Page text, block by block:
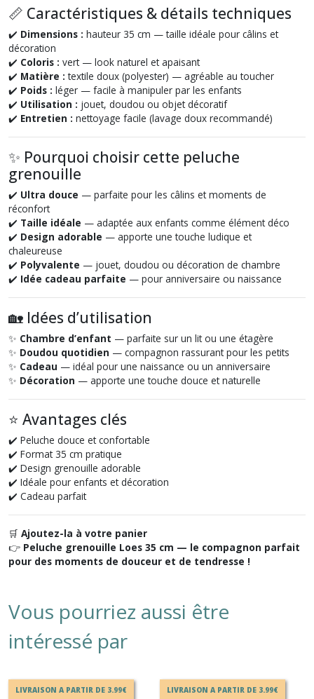
📏 Caractéristiques & détails techniques
✔️ Dimensions : hauteur 35 cm — taille idéale pour câlins et
décoration
✔️ Coloris : vert — look naturel et apaisant
✔️ Matière : textile doux (polyester) — agréable au toucher
✔️ Poids : léger — facile à manipuler par les enfants
✔️ Utilisation : jouet, doudou ou objet décoratif
✔️ Entretien : nettoyage facile (lavage doux recommandé)
✨ Pourquoi choisir cette peluche
grenouille
✔️ Ultra douce — parfaite pour les câlins et moments de
réconfort
✔️ Taille idéale — adaptée aux enfants comme élément déco
✔️ Design adorable — apporte une touche ludique et
chaleureuse
✔️ Polyvalente — jouet, doudou ou décoration de chambre
✔️ Idée cadeau parfaite — pour anniversaire ou naissance
🏡 Idées d’utilisation
✨ Chambre d’enfant — parfaite sur un lit ou une étagère
✨ Doudou quotidien — compagnon rassurant pour les petits
✨ Cadeau — idéal pour une naissance ou un anniversaire
✨ Décoration — apporte une touche douce et naturelle
⭐ Avantages clés
✔️ Peluche douce et confortable
✔️ Format 35 cm pratique
✔️ Design grenouille adorable
✔️ Idéale pour enfants et décoration
✔️ Cadeau parfait
🛒 Ajoutez-la à votre panier
👉 Peluche grenouille Loes 35 cm — le compagnon parfait
pour des moments de douceur et de tendresse !
Vous pourriez aussi être
intéressé par
LIVRAISON A PARTIR DE 3.99€ LIVRAISON A PARTIR DE 3.99€